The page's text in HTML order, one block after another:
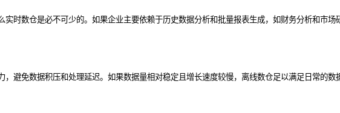
时数仓是必不可少的。如果企业主要依赖于历史数据分析和批量报表生成，如财务分析和市场
避免数据积压和处理延迟。如果数据量相对稳定且增长速度较慢，离线数仓足以满足日常的数